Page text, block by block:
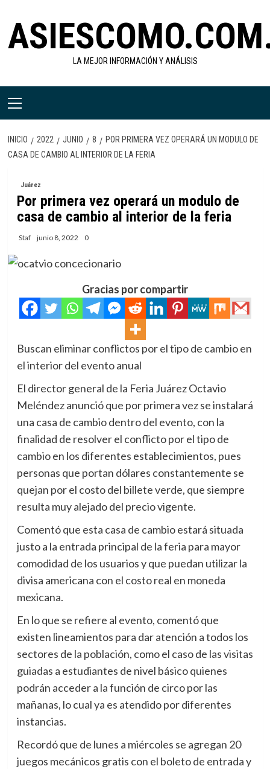
contenido
LA MEJOR INFORMACIÓN Y ANÁLISIS
Menú
INICIO 2022 JUNIO 8
POR PRIMERA VEZ OPERARÁ UN MODULO DE
CASA DE CAMBIO AL INTERIOR DE LA FERIA
Juárez
Por primera vez operará un modulo de
casa de cambio al interior de la feria
Staf junio 8, 2022 0
Gracias por compartir
Buscan eliminar conflictos por el tipo de cambio en
el interior del evento anual
El director general de la Feria Juárez Octavio
Meléndez anunció que por primera vez se instalará
una casa de cambio dentro del evento, con la
finalidad de resolver el conflicto por el tipo de
cambio en los diferentes establecimientos, pues
personas que portan dólares constantemente se
quejan por el costo del billete verde, que siempre
resulta muy alejado del precio vigente.
Comentó que esta casa de cambio estará situada
justo a la entrada principal de la feria para mayor
comodidad de los usuarios y que puedan utilizar la
divisa americana con el costo real en moneda
mexicana.
En lo que se refiere al evento, comentó que
existen lineamientos para dar atención a todos los
sectores de la población, como el caso de las visitas
guiadas a estudiantes de nivel básico quienes
podrán acceder a la función de circo por las
mañanas, lo cual ya es atendido por diferentes
instancias.
Recordó que de lunes a miércoles se agregan 20
juegos mecánicos gratis con el boleto de entrada y